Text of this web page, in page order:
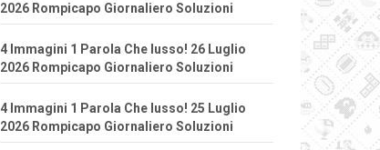
2026 Rompicapo Giornaliero Soluzioni
4 Immagini 1 Parola Che lusso! 26 Luglio
2026 Rompicapo Giornaliero Soluzioni
4 Immagini 1 Parola Che lusso! 25 Luglio
2026 Rompicapo Giornaliero Soluzioni